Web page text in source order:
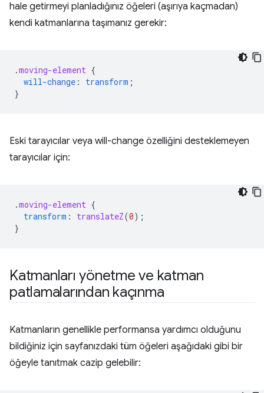
hale getirmeyi planladığınız öğeleri (aşırıya kaçmadan)
kendi katmanlarına taşımanız gerekir:
.moving-element {
will-change : transform ;
}
Eski tarayıcılar veya will-change özelliğini desteklemeyen
tarayıcılar için:
.moving-element {
transform : translateZ(0);
}
Katmanları yönetme ve katman
patlamalarından kaçınma
Katmanların genellikle performansa yardımcı olduğunu
bildiğiniz için sayfanızdaki tüm öğeleri aşağıdaki gibi bir
öğeyle tanıtmak cazip gelebilir: